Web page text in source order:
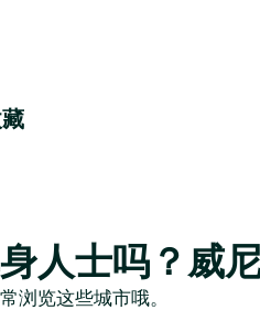
人士吗？威
浏览这些城市哦。